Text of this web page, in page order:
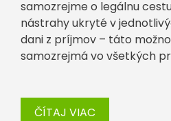
samozrejme o legálnu
nástrahy ukryté v
dani z príjmov – táto
samozrejmá vo všetkých
ČÍTAJ VIAC